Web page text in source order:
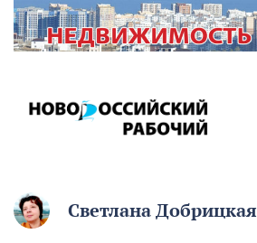
Светлана Добрицкая